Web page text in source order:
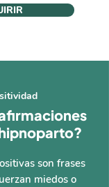
son frases
miedos o